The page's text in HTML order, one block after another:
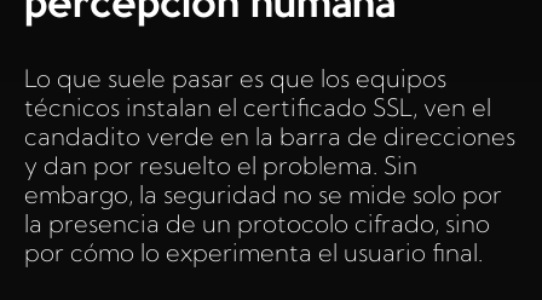
Lo que suele pasar es que los equipos
técnicos instalan el certificado SSL, ven el
candadito verde en la barra de direcciones
y dan por resuelto el problema. Sin
embargo, la seguridad no se mide solo por
la presencia de un protocolo cifrado, sino
por cómo lo experimenta el usuario final.